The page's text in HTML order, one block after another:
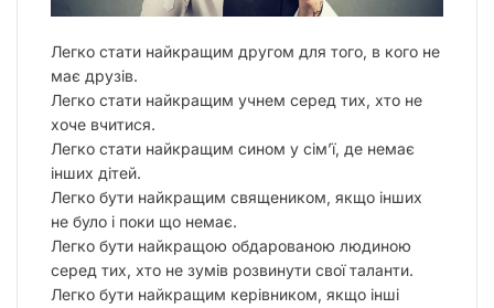
Легко стати найкращим другом для того, в кого не
має друзів.
Легко стати найкращим учнем серед тих, хто не
хоче вчитися.
Легко стати найкращим сином у сім’ї, де немає
інших дітей.
Легко бути найкращим священиком, якщо інших
не було і поки що немає.
Легко бути найкращою обдарованою людиною
серед тих, хто не зумів розвинути свої таланти.
Легко бути найкращим керівником, якщо інші